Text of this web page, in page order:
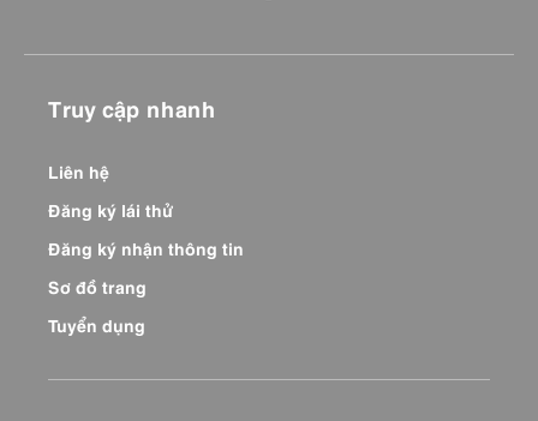
Truy cập nhanh
Liên hệ
Đăng ký lái thử
Đăng ký nhận thông tin
Sơ đồ trang
Tuyển dụng